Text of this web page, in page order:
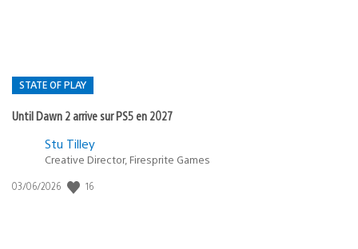
STATE OF PLAY
Until Dawn 2 arrive sur PS5 en 2027
Postée
:
Stu Tilley
Creative Director, Firesprite Games
Date
03/06/2026 16